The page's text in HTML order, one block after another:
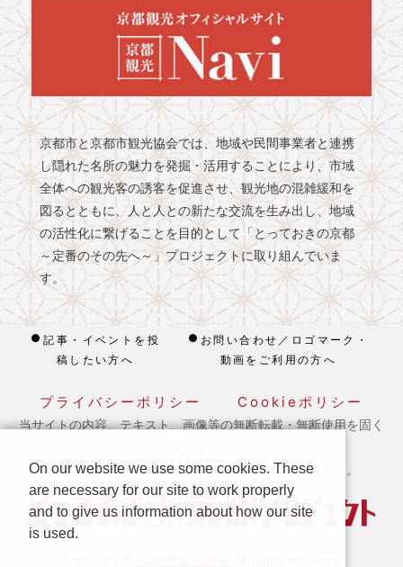
京都市と京都市観光協会では、地域や民間事業者と連携
し隠れた名所の魅力を発掘・活用することにより、市域
全体への観光客の誘客を促進させ、観光地の混雑緩和を
図るとともに、人と人との新たな交流を生み出し、地域
の活性化に繋げることを目的として「とっておきの京都
～定番のその先へ～」プロジェクトに取り組んでいま
す。
記事・イベントを投
稿したい方へ
お問い合わせ／ロゴマーク・
動画をご利用の方へ
プライバシーポリシー Cookieポリシー
当サイトの内容、テキスト、画像等の無断転載・無断使用を固く
※ 本ホームページの運営は宿泊税を活用しております。
On our website we use some cookies. These
are necessary for our site to work properly
and to give us information about how our site
is used.